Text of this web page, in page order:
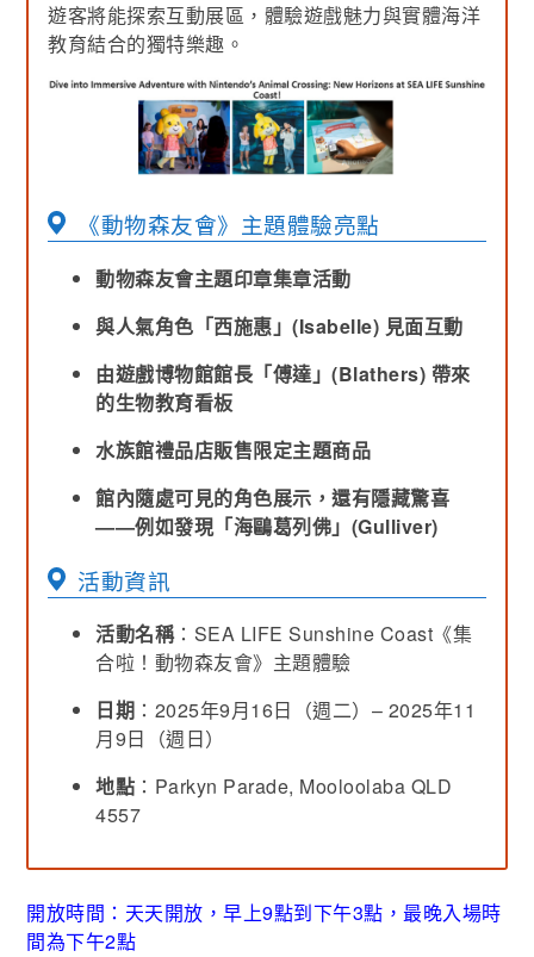
遊客將能探索互動展區，體驗遊戲魅力與實體海洋
教育結合的獨特樂趣。
《動物森友會》主題體驗亮點
動物森友會主題印章集章活動
與人氣角色「西施惠」(Isabelle) 見面互動
由遊戲博物館館長「傅達」(Blathers) 帶來
的生物教育看板
水族館禮品店販售限定主題商品
館內隨處可見的角色展示，還有隱藏驚喜
——例如發現「海鷗葛列佛」(Gulliver)
活動資訊
活動名稱：SEA LIFE Sunshine Coast《集
合啦！動物森友會》主題體驗
日期 ：2025年9月16日（週二）– 2025年11
月9日（週日）
地點 ：Parkyn Parade, Mooloolaba QLD
4557
開放時間：天天開放，早上9點到下午3點，最晚入場時
間為下午2點